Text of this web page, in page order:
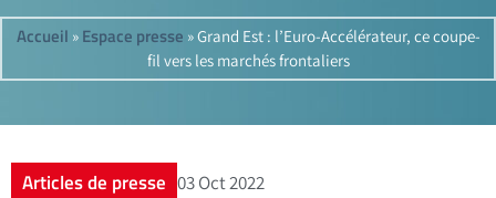
Accueil » Espace presse »Grand Est : l’Euro-Accélérateur, ce coupe-
fil vers les marchés frontaliers
Articles de presse 03 Oct 2022